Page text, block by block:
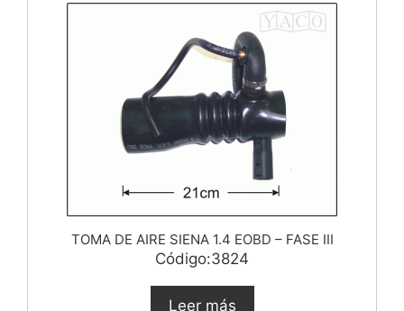
TOMA DE AIRE SIENA 1.4 EOBD – FASE III
Código:3824
Leer más